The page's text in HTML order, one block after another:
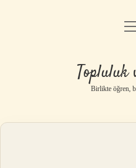
Gizlilik
Yasal
Topluluk
Birlikte öğren,